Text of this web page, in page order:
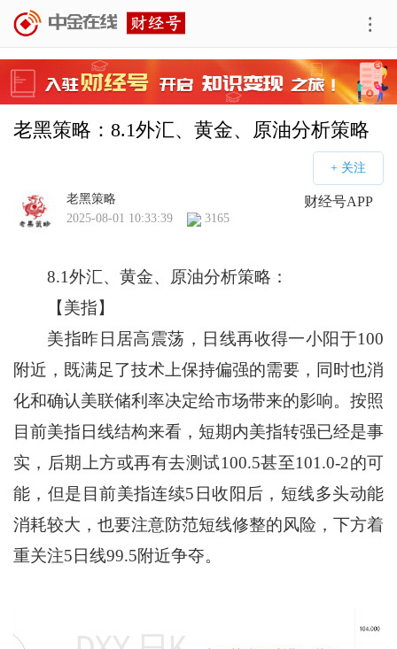
老黑策略：8.1外汇、黄金、原油分析策略
财经号APP
老黑策略
2025-08-01 10:33:39
3165
8.1外汇、黄金、原油分析策略：
【美指】
美指昨日居高震荡，日线再收得一小阳于100
附近，既满足了技术上保持偏强的需要，同时也消
化和确认美联储利率决定给市场带来的影响。按照
目前美指日线结构来看，短期内美指转强已经是事
实，后期上方或再有去测试100.5甚至101.0-2的可
能，但是目前美指连续5日收阳后，短线多头动能
消耗较大，也要注意防范短线修整的风险，下方着
重关注5日线99.5附近争夺。